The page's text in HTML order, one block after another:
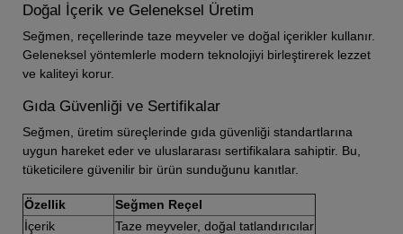
Doğal İçerik ve Geleneksel Üretim
Seğmen, reçellerinde taze meyveler ve doğal içerikler kullanır.
Geleneksel yöntemlerle modern teknolojiyi birleştirerek lezzet
ve kaliteyi korur.
Gıda Güvenliği ve Sertifikalar
Seğmen, üretim süreçlerinde gıda güvenliği standartlarına
uygun hareket eder ve uluslararası sertifikalara sahiptir. Bu,
tüketicilere güvenilir bir ürün sunduğunu kanıtlar.
Özellik
Seğmen Reçel
İçerik
Taze meyveler, doğal tatlandırıcılar